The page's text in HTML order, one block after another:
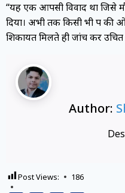
“यह एक आपसी विवाद था जिसे
दिया। अभी तक किसी भी पक्ष की
शिकायत मिलते ही जांच कर उचित
Author:
Post Views: 186